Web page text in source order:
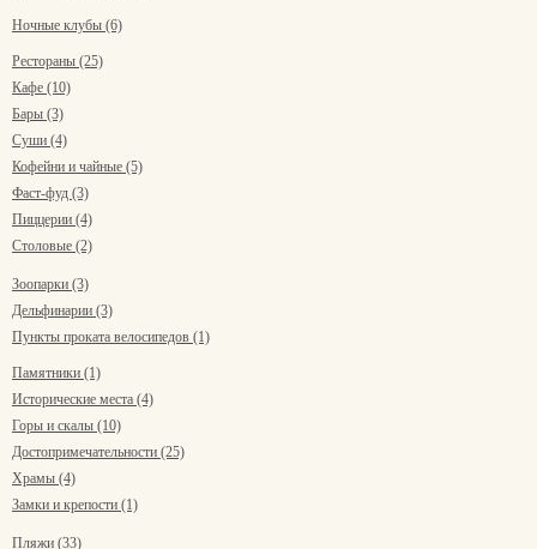
Ночные клубы (6)
Рестораны (25)
Кафе (10)
Бары (3)
Суши (4)
Кофейни и чайные (5)
Фаст-фуд (3)
Пиццерии (4)
Столовые (2)
Зоопарки (3)
Дельфинарии (3)
Пункты проката велосипедов (1)
Памятники (1)
Исторические места (4)
Горы и скалы (10)
Достопримечательности (25)
Храмы (4)
Замки и крепости (1)
Пляжи (33)